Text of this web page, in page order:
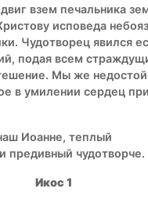
взем печальника
исповеда
Чудотворец явился
подая всем
Мы же
в умилении сердец
Иоанне, теплый
предивный чудотворче.
Икос 1